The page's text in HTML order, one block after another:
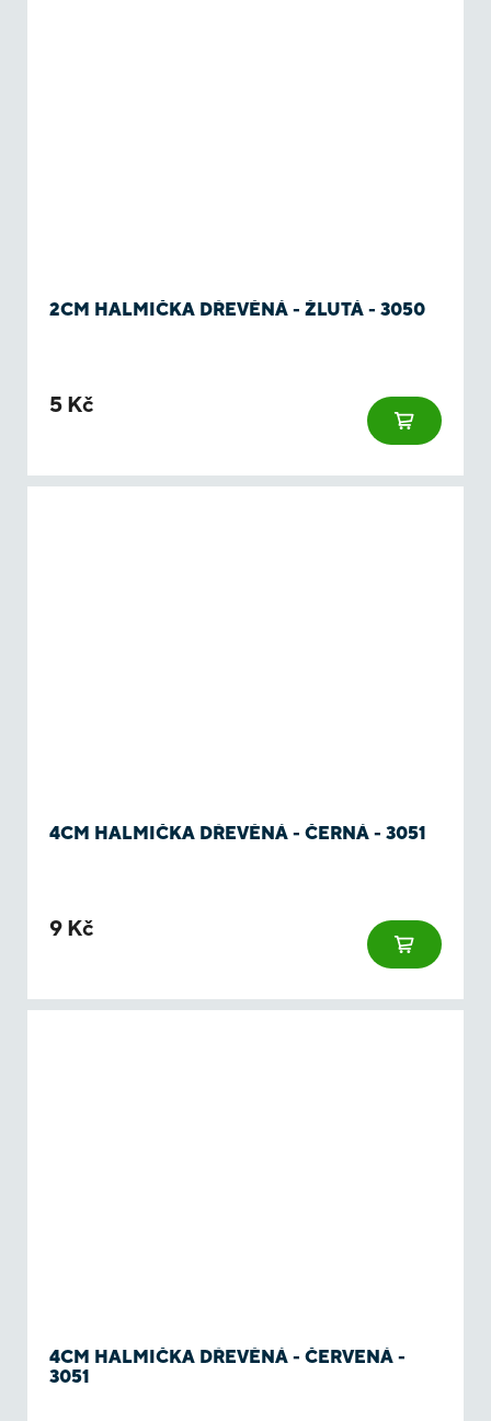
2CM HALMIČKA DŘEVĚNÁ - ŽLUTÁ - 3050
5 Kč
4CM HALMIČKA DŘEVĚNÁ - ČERNÁ - 3051
9 Kč
4CM HALMIČKA DŘEVĚNÁ - ČERVENÁ -
3051